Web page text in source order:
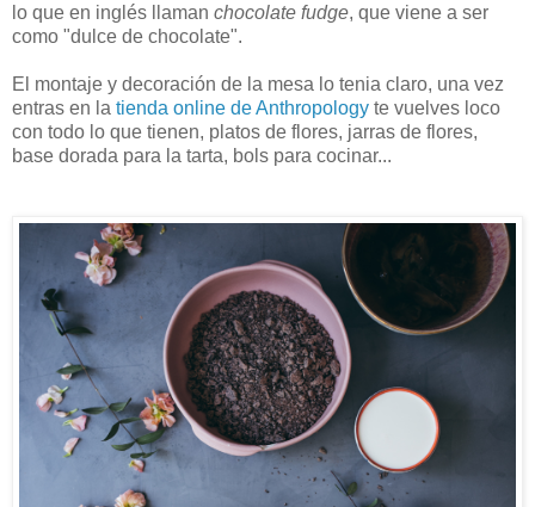
lo que en inglés llaman chocolate fudge, que viene a ser
como "dulce de chocolate".
El montaje y decoración de la mesa lo tenia claro, una vez
entras en la tienda online de Anthropology te vuelves loco
con todo lo que tienen, platos de flores, jarras de flores,
base dorada para la tarta, bols para cocinar...